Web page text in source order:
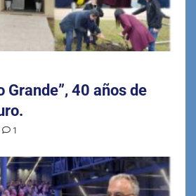
Grande”, 40 años de
1